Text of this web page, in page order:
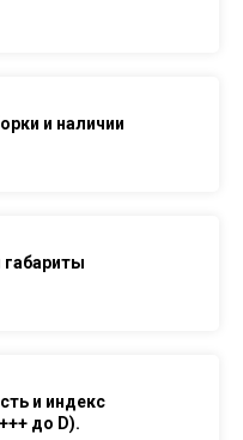
и наличии
и индекс
до D).